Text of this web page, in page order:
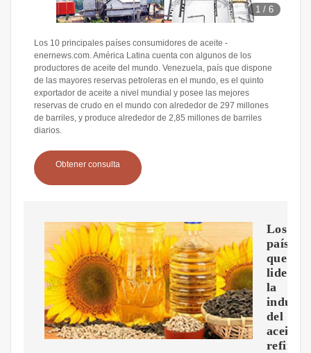
1 /6
Los 10 principales países consumidores de aceite -
enernews.com. América Latina cuenta con algunos de los
productores de aceite del mundo. Venezuela, país que dispone
de las mayores reservas petroleras en el mundo, es el quinto
exportador de aceite a nivel mundial y posee las mejores
reservas de crudo en el mundo con alrededor de 297 millones
de barriles, y produce alrededor de 2,85 millones de barriles
diarios.
Obtener consulta
Los
países
que
lideran
la
del
aceite